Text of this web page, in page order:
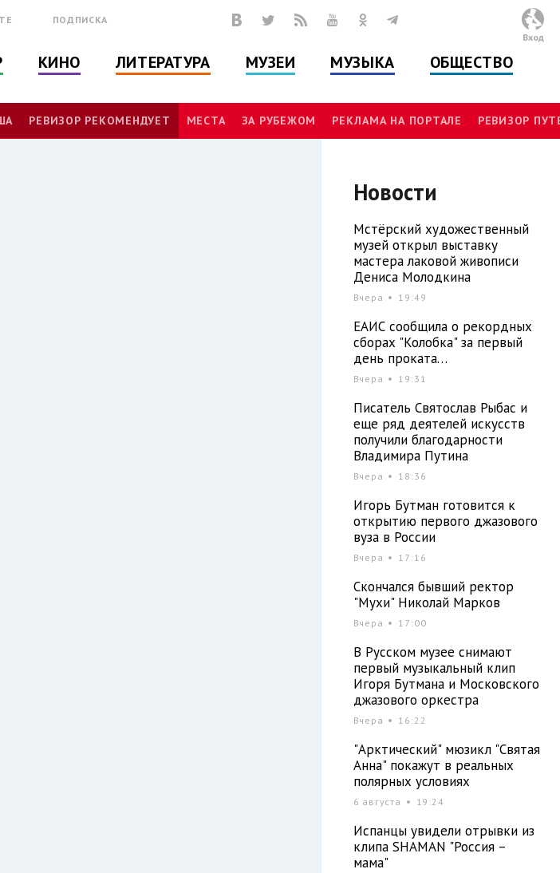
ПОДПИСКА
КИНО ЛИТЕРАТУРА МУЗЕИ МУЗЫКА ОБЩЕСТВО
Вход
РЕВИЗОР РЕКОМЕНДУЕТ МЕСТА ЗА РУБЕЖОМ РЕКЛАМА НА ПОРТАЛЕ РЕВИЗОР
Новости
Мстёрский художественный
музей открыл выставку
мастера лаковой живописи
Дениса Молодкина
Вчера 19:49
ЕАИС сообщила о рекордных
сборах "Колобка" за первый
день проката…
Вчера 19:31
Писатель Святослав Рыбас и
еще ряд деятелей искусств
получили благодарности
Владимира Путина
Вчера 18:36
Игорь Бутман готовится к
открытию первого джазового
вуза в России
Вчера 17:16
Скончался бывший ректор
"Мухи" Николай Марков
Вчера 17:00
В Русском музее снимают
первый музыкальный клип
Игоря Бутмана и Московского
джазового оркестра
Вчера 16:22
"Арктический" мюзикл "Святая
Анна" покажут в реальных
полярных условиях
6 августа 19:24
Испанцы увидели отрывки из
клипа SHAMAN "Россия –
мама"